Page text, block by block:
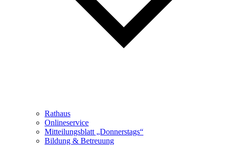
Rathaus
Onlineservice
Mitteilungsblatt „Donnerstags“
Bildung & Betreuung